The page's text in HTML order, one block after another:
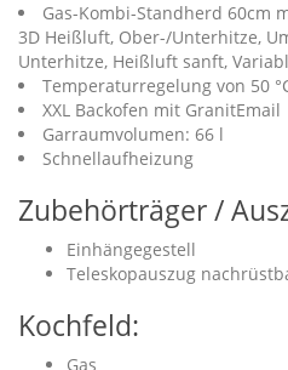
Gas-Kombi-Standherd 60cm
3D Heißluft, Ober-/Unterhitze,
Unterhitze, Heißluft sanft,
Temperaturregelung von 50
XXL Backofen mit GranitEmail
Garraumvolumen: 66 l
Schnellaufheizung
Zubehörträger /
Einhängegestell
Teleskopauszug
Kochfeld:
Gas